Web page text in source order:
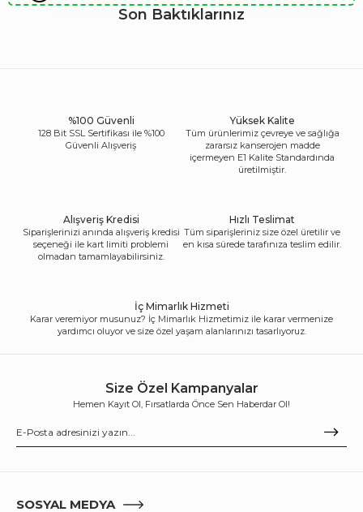
Son Baktıklarınız
%100 Güvenli
128 Bit SSL Sertifikası ile %100
Güvenli Alışveriş
Yüksek Kalite
Tüm ürünlerimiz çevreye ve sağlığa
zararsız kanserojen madde
içermeyen E1 Kalite Standardında
üretilmiştir.
Alışveriş Kredisi
Siparişlerinizi anında alışveriş kredisi
seçeneği ile kart limiti problemi
olmadan tamamlayabilirsiniz.
Hızlı Teslimat
Tüm siparişleriniz size özel üretilir ve
en kısa sürede tarafınıza teslim edilir.
İç Mimarlık Hizmeti
Karar veremiyor musunuz? İç Mimarlık Hizmetimiz ile karar vermenize
yardımcı oluyor ve size özel yaşam alanlarınızı tasarlıyoruz.
Size Özel Kampanyalar
Hemen Kayıt Ol, Fırsatlarda Önce Sen Haberdar Ol!
SOSYAL MEDYA